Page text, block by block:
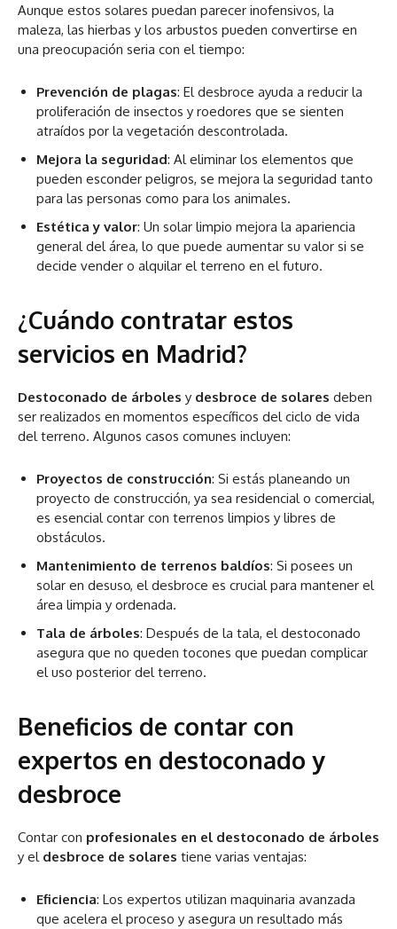
Aunque estos solares puedan parecer inofensivos, la
maleza, las hierbas y los arbustos pueden convertirse en
una preocupación seria con el tiempo:
Prevención de plagas: El desbroce ayuda a reducir la
proliferación de insectos y roedores que se sienten
atraídos por la vegetación descontrolada.
Mejora la seguridad: Al eliminar los elementos que
pueden esconder peligros, se mejora la seguridad tanto
para las personas como para los animales.
Estética y valor: Un solar limpio mejora la apariencia
general del área, lo que puede aumentar su valor si se
decide vender o alquilar el terreno en el futuro.
¿Cuándo contratar estos
servicios en Madrid?
Destoconado de árboles y desbroce de solares deben
ser realizados en momentos específicos del ciclo de vida
del terreno. Algunos casos comunes incluyen:
Proyectos de construcción: Si estás planeando un
proyecto de construcción, ya sea residencial o comercial,
es esencial contar con terrenos limpios y libres de
obstáculos.
Mantenimiento de terrenos baldíos: Si posees un
solar en desuso, el desbroce es crucial para mantener el
área limpia y ordenada.
Tala de árboles: Después de la tala, el destoconado
asegura que no queden tocones que puedan complicar
el uso posterior del terreno.
Beneficios de contar con
expertos en destoconado y
desbroce
Contar con profesionales en el destoconado de árboles
y el desbroce de solares tiene varias ventajas:
Eficiencia: Los expertos utilizan maquinaria avanzada
que acelera el proceso y asegura un resultado más